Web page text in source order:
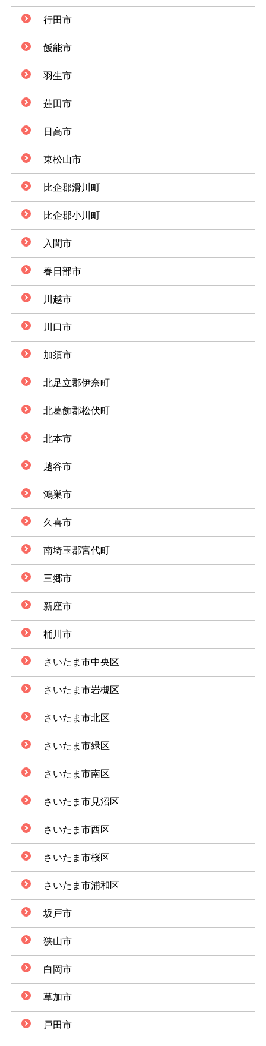
行田市
飯能市
羽生市
蓮田市
日高市
東松山市
比企郡滑川町
比企郡小川町
入間市
春日部市
川越市
川口市
加須市
北足立郡伊奈町
北葛飾郡松伏町
北本市
越谷市
鴻巣市
久喜市
南埼玉郡宮代町
三郷市
新座市
桶川市
さいたま市中央区
さいたま市岩槻区
さいたま市北区
さいたま市緑区
さいたま市南区
さいたま市見沼区
さいたま市西区
さいたま市桜区
さいたま市浦和区
坂戸市
狭山市
白岡市
草加市
戸田市